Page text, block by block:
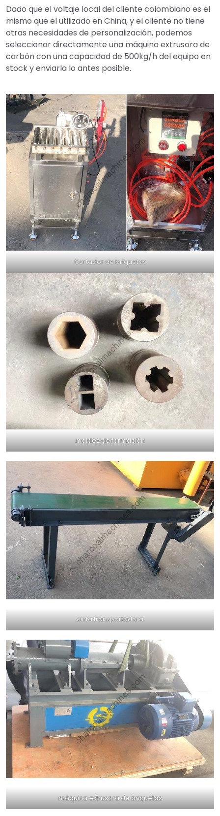
Dado que el voltaje local del cliente colombiano es el
mismo que el utilizado en China, y el cliente no tiene
otras necesidades de personalización, podemos
seleccionar directamente una máquina extrusora de
carbón con una capacidad de 500kg/h del equipo en
stock y enviarla lo antes posible.
Cortador de briquetas
moldes de formación
cinta transportadora
máquina extrusora de briquetas